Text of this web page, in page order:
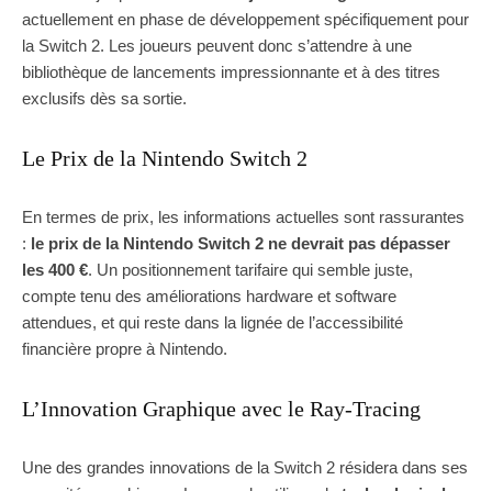
actuellement en phase de développement spécifiquement pour
la Switch 2. Les joueurs peuvent donc s’attendre à une
bibliothèque de lancements impressionnante et à des titres
exclusifs dès sa sortie.
Le Prix de la Nintendo Switch 2
En termes de prix, les informations actuelles sont rassurantes
: le prix de la Nintendo Switch 2 ne devrait pas dépasser
les 400 €. Un positionnement tarifaire qui semble juste,
compte tenu des améliorations hardware et software
attendues, et qui reste dans la lignée de l’accessibilité
financière propre à Nintendo.
L’Innovation Graphique avec le Ray-Tracing
Une des grandes innovations de la Switch 2 résidera dans ses